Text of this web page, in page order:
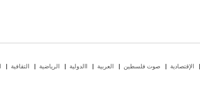
الإقتصادية صوت فلسطين العربية االدولية الرياضية التقافية